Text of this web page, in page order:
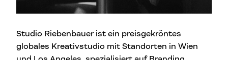
Studio Riebenbauer ist ein preisgekröntes
globales Kreativstudio mit Standorten in Wien